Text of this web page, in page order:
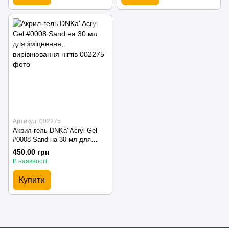
Артикул: 002275
Акрил-гель DNKa' Acryl Gel
#0008 Sand на 30 мл для
зміцнення, вирівнювання нігтів
450.00 грн
В наявності
Купити